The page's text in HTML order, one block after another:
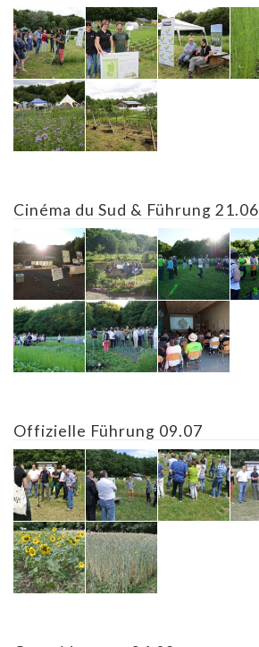
Cinéma du Sud & Führung 21.06
Offizielle Führung 09.07